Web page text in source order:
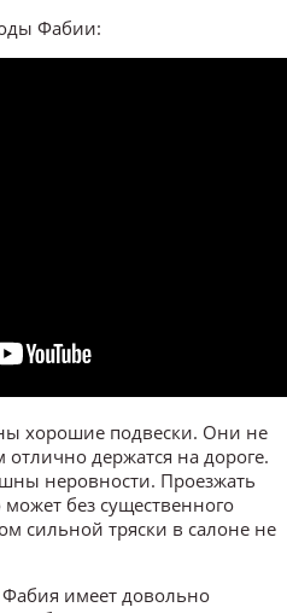
Фабии:
хорошие подвески. Они не
держатся на дороге.
неровности. Проезжать
без существенного
сильной тряски в салоне не
имеет довольно